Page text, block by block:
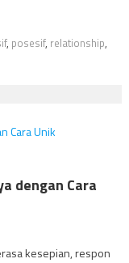
, posesif, relationship,
dengan Cara
kesepian, respon